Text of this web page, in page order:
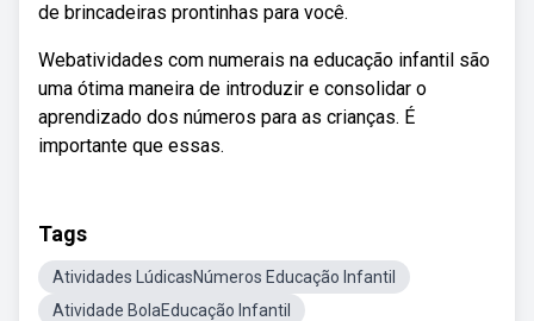
de brincadeiras prontinhas para você.
Webatividades com numerais na educação infantil são
uma ótima maneira de introduzir e consolidar o
aprendizado dos números para as crianças. É
importante que essas.
Tags
Atividades LúdicasNúmeros Educação Infantil
Atividade BolaEducação Infantil